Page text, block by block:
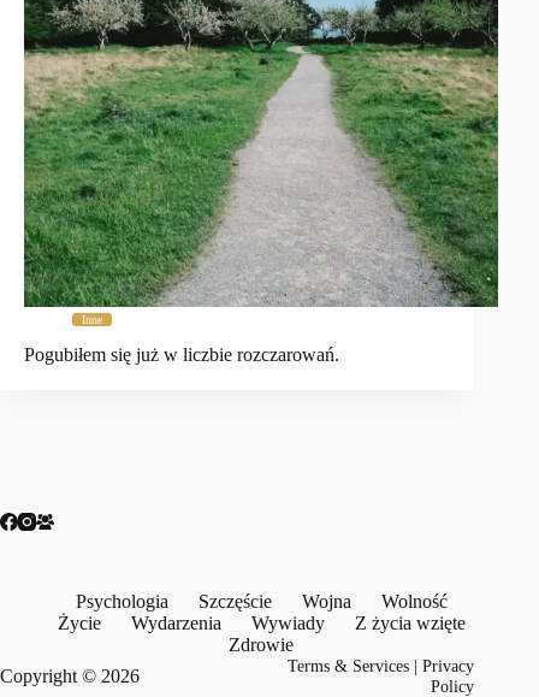
Inne
Pogubiłem się już w liczbie rozczarowań.
Psychologia Szczęście Wojna
Wolność
Życie
Wydarzenia Wywiady
Z życia wzięte
Zdrowie
Copyright © 2026
Terms & Services |Privacy
Policy